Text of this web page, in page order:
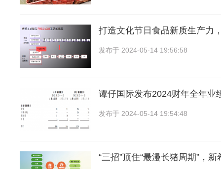
打造文化节日食品新质生产力
发布于 2024-05-14 19:56:58
谭仔国际发布2024财年全年业
发布于 2024-05-14 19:54:48
“三招”顶住“最漫长猪周期”，新